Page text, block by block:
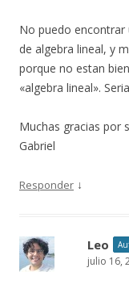
No puedo encontrar
de algebra lineal, y
porque no estan
«algebra lineal».
Muchas gracias por
Gabriel
Responder ↓
Leo
julio 16,